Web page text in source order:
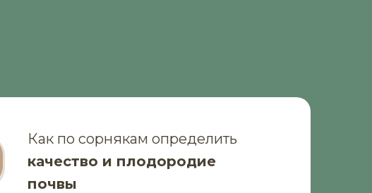
Как по сорнякам определить
качество и плодородие
почвы